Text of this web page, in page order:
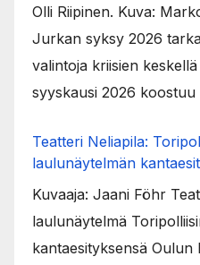
Olli Riipinen. Kuva:
Jurkan syksy 2026
valintoja kriisien
syyskausi 2026 koostuu
Teatteri Neliapila:
laulunäytelmän
Kuvaaja: Jaani Föhr
laulunäytelmä
kantaesityksensä Oulun